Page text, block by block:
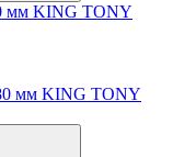
мм KING TONY